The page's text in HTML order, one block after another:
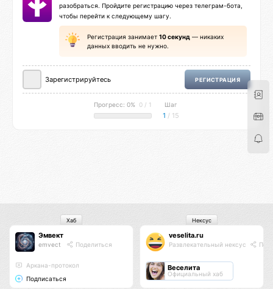
разобраться. Пройдите регистрацию через телеграм-бота,
чтобы перейти к следующему шагу.
Регистрация занимает 10 секунд — никаких
данных вводить не нужно.
Зарегистрируйтесь РЕГИСТРАЦИЯ
Прогресс: 0% 0 / 1 Шаг
1 / 15
Эмвект
emvect Поделиться
Аркана-протокол
Подписаться
Хаб
veselita.ru
Развлекательный нексус
Веселита
Официальный хаб
Нексус